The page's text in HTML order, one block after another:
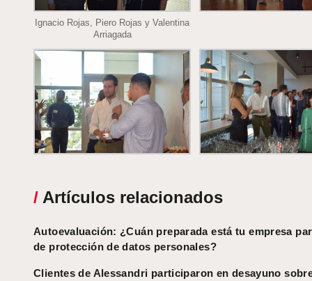
Ignacio Rojas, Piero Rojas y Valentina
Arriagada
/ Artículos relacionados
Autoevaluación: ¿Cuán preparada está tu empresa
de protección de datos personales?
Clientes de Alessandri participaron en desayuno